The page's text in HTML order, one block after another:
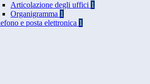
Articolazione degli uffici 1
Organigramma 1
e posta elettronica 1